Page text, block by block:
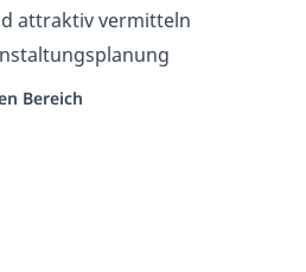
attraktiv vermitteln
Bereich